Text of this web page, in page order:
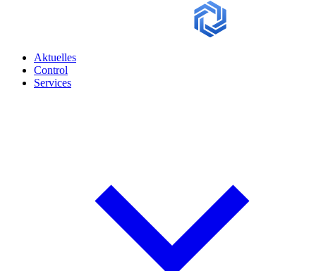
Aktuelles
Control
Services